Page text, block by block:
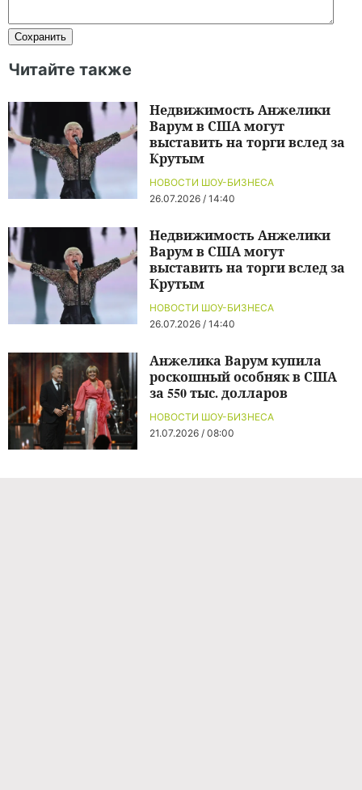
Читайте также
НОВОСТИ ШОУ-БИЗНЕСА
26.07.2026 / 14:40
Недвижимость Анжелики
Варум в США могут
выставить на торги вслед за
Крутым
НОВОСТИ ШОУ-БИЗНЕСА
26.07.2026 / 14:40
Недвижимость Анжелики
Варум в США могут
выставить на торги вслед за
Крутым
НОВОСТИ ШОУ-БИЗНЕСА
21.07.2026 / 08:00
Анжелика Варум купила
роскошный особняк в США
за 550 тыс. долларов